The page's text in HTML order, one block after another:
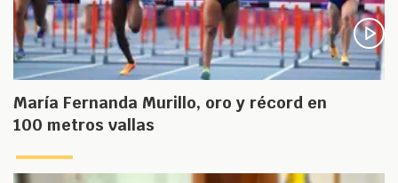
María Fernanda Murillo, oro y récord en
100 metros vallas